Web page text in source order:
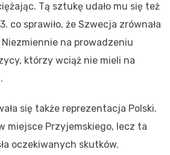
Tą sztukę udało mu się też
co sprawiło, że Szwecja zrównała
na prowadzeniu
którzy wciąż nie mieli na
się także reprezentacja Polski.
miejsce Przyjemskiego, lecz ta
oczekiwanych skutków.